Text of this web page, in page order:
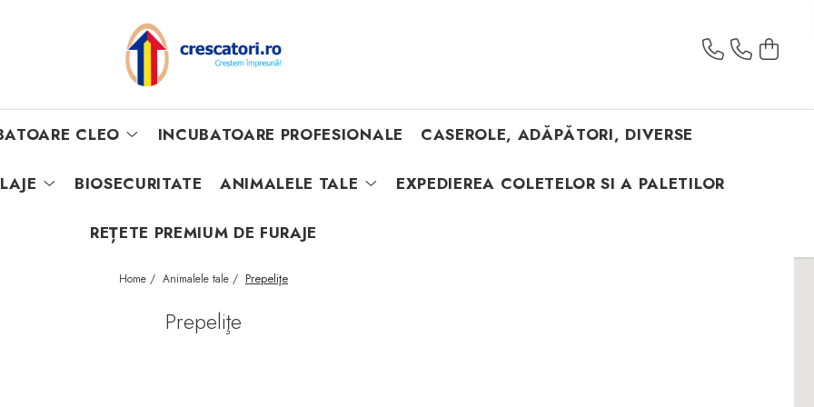
CLEO INCUBATOARE PROFESIONALE CASEROLE, ADĂPĂTORI, DIVERSE
BIOSECURITATE ANIMALELE TALE EXPEDIEREA COLETELOR SI A PALETILOR
REȚETE PREMIUM DE FURAJE
Home / Animalele tale / Prepeliţe
Prepeliţe